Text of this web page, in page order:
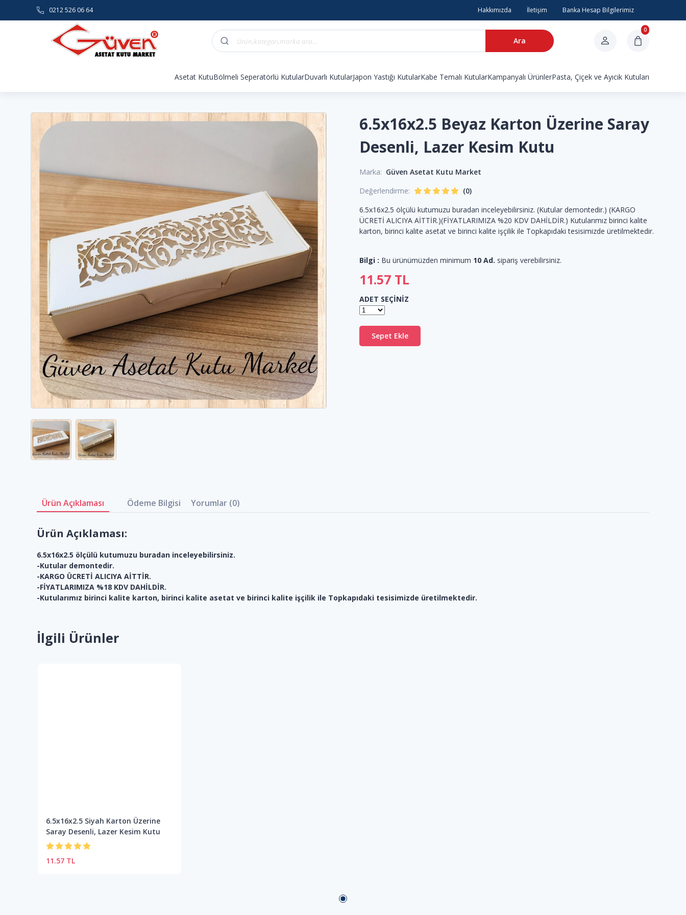
0212 526 06 64 Hakkımızda İletişim Banka Hesap Bilgilerimiz
Ara
0
Asetat KutuBölmeli Seperatörlü KutularDuvarlı KutularJapon Yastığı KutularKabe Temalı KutularKampanyalı ÜrünlerPasta, Çiçek ve Ayıcık Kutuları
6.5x16x2.5 Beyaz Karton Üzerine Saray
Desenli, Lazer Kesim Kutu
Marka: Güven Asetat Kutu Market
Değerlendirme:
(0)
6.5x16x2.5 ölçülü kutumuzu buradan inceleyebilirsiniz. (Kutular demontedir.) (KARGO
ÜCRETİ ALICIYA AİTTİR.)(FİYATLARIMIZA %20 KDV DAHİLDİR.) Kutularımız birinci kalite
karton, birinci kalite asetat ve birinci kalite işçilik ile Topkapıdaki tesisimizde üretilmektedir.
Bilgi : Bu ürünümüzden minimum 10 Ad. sipariş verebilirsiniz.
11.57 TL
ADET SEÇİNİZ
Sepet Ekle
Ürün Açıklaması Ödeme Bilgisi Yorumlar (0)
Ürün Açıklaması:
6.5x16x2.5 ölçülü kutumuzu buradan inceleyebilirsiniz.
-Kutular demontedir.
-KARGO ÜCRETİ ALICIYA AİTTİR.
-FİYATLARIMIZA %18 KDV DAHİLDİR.
-Kutularımız birinci kalite karton, birinci kalite asetat ve birinci kalite işçilik ile Topkapıdaki tesisimizde üretilmektedir.
İlgili Ürünler
6.5x16x2.5 Siyah Karton Üzerine
Saray Desenli, Lazer Kesim Kutu
11.57 TL